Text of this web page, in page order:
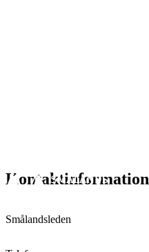
Kontaktinformation
Smålandsleden